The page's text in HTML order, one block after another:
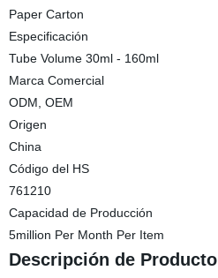
Paper Carton
Especificación
Tube Volume 30ml - 160ml
Marca Comercial
ODM, OEM
Origen
China
Código del HS
761210
Capacidad de Producción
5million Per Month Per Item
Descripción de Producto